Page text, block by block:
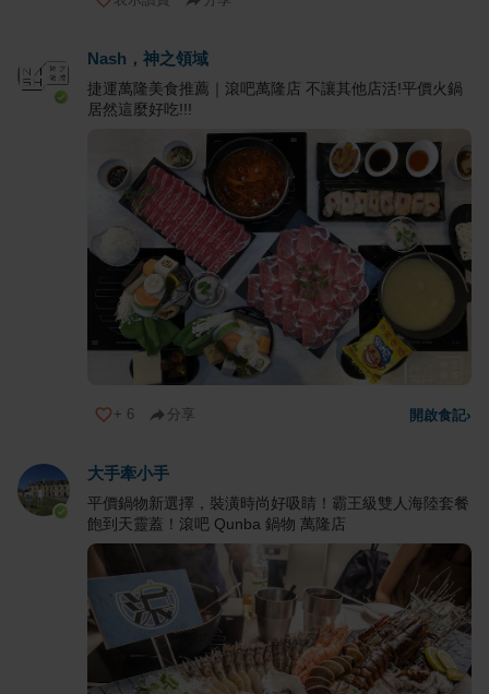
Nash，神之領域
捷運萬隆美食推薦｜滾吧萬隆店 不讓其他店活!平價火鍋
居然這麼好吃!!!
+ 6 分享 開啟食記›
大手牽小手
平價鍋物新選擇，裝潢時尚好吸睛！霸王級雙人海陸套餐
飽到天靈蓋！滾吧 Qunba 鍋物 萬隆店